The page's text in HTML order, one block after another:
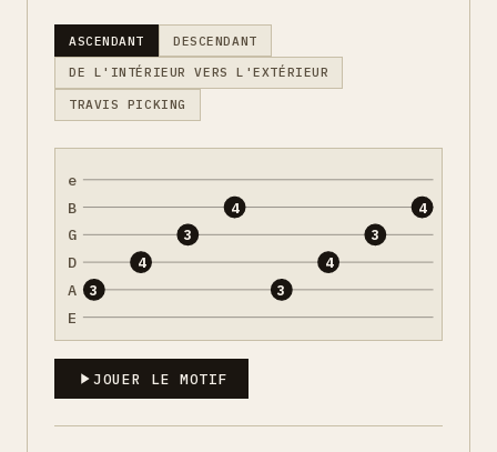
ASCENDANT DESCENDANT
DE L'INTÉRIEUR VERS L'EXTÉRIEUR
TRAVIS PICKING
e
B
G
D
A
E
3
4
3
4
3
4
3
4
JOUER LE MOTIF